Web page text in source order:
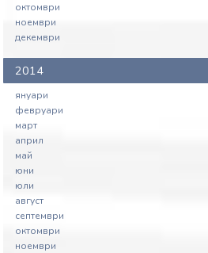
октомври
ноември
декември
2014
януари
февруари
март
април
май
юни
юли
август
септември
октомври
ноември